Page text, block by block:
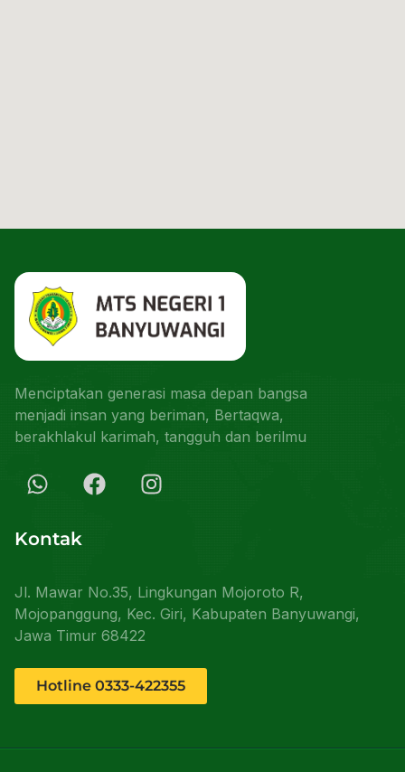
Menciptakan generasi masa depan bangsa
menjadi insan yang beriman, Bertaqwa,
berakhlakul karimah, tangguh dan berilmu
Kontak
Jl. Mawar No.35, Lingkungan Mojoroto R,
Mojopanggung, Kec. Giri, Kabupaten Banyuwangi,
Jawa Timur 68422
Hotline 0333-422355